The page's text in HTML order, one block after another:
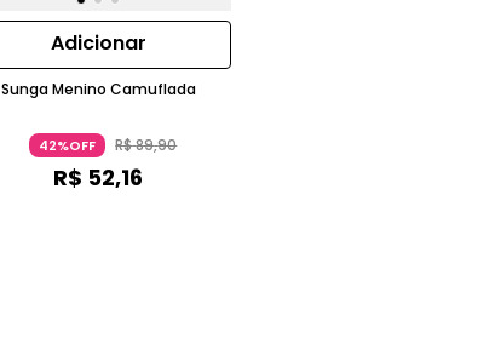
Adicionar
Sunga Menino Camuflada
42%OFF R$89,90
R$ 52,16